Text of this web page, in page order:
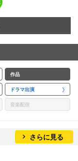
作品
ドラマ出演
音楽配信
さらに見る